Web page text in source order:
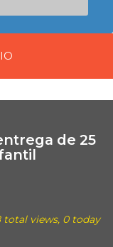
de 25
total views, 0 today